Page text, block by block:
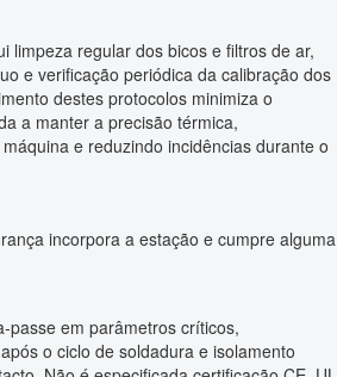
limpeza regular dos bicos e filtros de ar,
e verificação periódica da calibração dos
destes protocolos minimiza o
a manter a precisão térmica,
e reduzindo incidências durante o
incorpora a estação e cumpre alguma
passe em parâmetros críticos,
o ciclo de soldadura e isolamento